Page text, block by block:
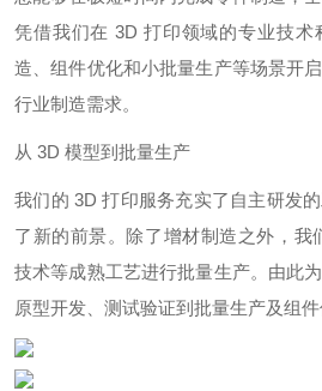
凭借我们在 3D 打印领域的专业技术
造、组件优化和小批量生产等场景开
行业制造需求。
从 3D 模型到批量生产
我们的 3D 打印服务充实了自主研发
了新的前景。除了增材制造之外，我
技术等成熟工艺进行批量生产。由此
原型开发、测试验证到批量生产及组件